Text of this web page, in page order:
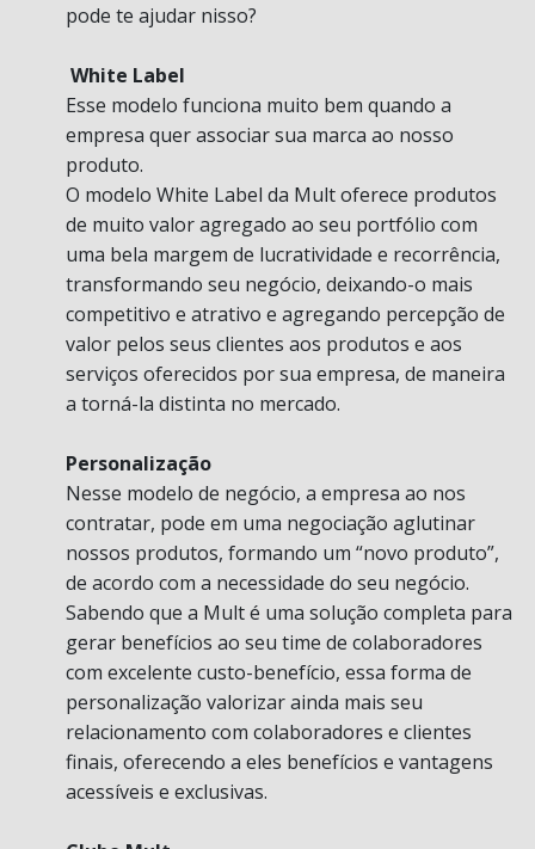
pode te ajudar nisso?
White Label
Esse modelo funciona muito bem quando a
empresa quer associar sua marca ao nosso
produto.
O modelo White Label da Mult oferece produtos
de muito valor agregado ao seu portfólio com
uma bela margem de lucratividade e recorrência,
transformando seu negócio, deixando-o mais
competitivo e atrativo e agregando percepção de
valor pelos seus clientes aos produtos e aos
serviços oferecidos por sua empresa, de maneira
a torná-la distinta no mercado.
Personalização
Nesse modelo de negócio, a empresa ao nos
contratar, pode em uma negociação aglutinar
nossos produtos, formando um “novo produto”,
de acordo com a necessidade do seu negócio.
Sabendo que a Mult é uma solução completa para
gerar benefícios ao seu time de colaboradores
com excelente custo-benefício, essa forma de
personalização valorizar ainda mais seu
relacionamento com colaboradores e clientes
finais, oferecendo a eles benefícios e vantagens
acessíveis e exclusivas.